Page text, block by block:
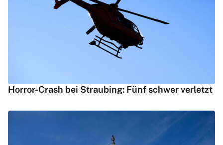
Horror-Crash bei Straubing: Fünf schwer verletzt